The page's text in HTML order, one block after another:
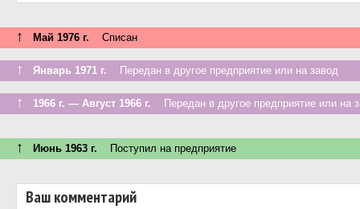
↑ Май 1976 г. Списан
↑ Январь 1971 г. Передан в другое предприятие или на завод
↑ 1966 г. — Август 1966 г. Передан в другое предприятие или на
↑ Июнь 1963 г. Поступил на предприятие
Ваш комментарий